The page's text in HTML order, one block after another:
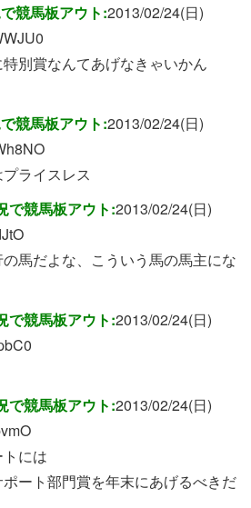
競馬板アウト:2013/02/24(日)
別賞なんてあげなきゃいかん
競馬板アウト:2013/02/24(日)
ライスレス
で競馬板アウト:2013/02/24(日)
馬だよな、こういう馬の馬主にな
で競馬板アウト:2013/02/24(日)
で競馬板アウト:2013/02/24(日)
には
ート部門賞を年末にあげるべきだ